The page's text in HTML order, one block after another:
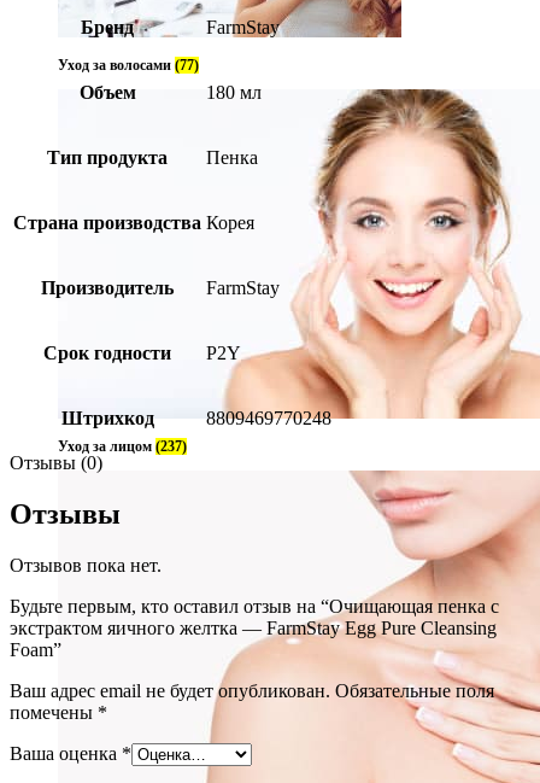
Уход за волосами (77)
Уход за лицом (237)
Бренд FarmStay
Объем 180 мл
Тип продукта Пенка
Страна производства Корея
Производитель FarmStay
Срок годности P2Y
Штрихкод 8809469770248
Отзывы (0)
Отзывы
Отзывов пока нет.
Будьте первым, кто оставил отзыв на “Очищающая пенка с
экстрактом яичного желтка — FarmStay Egg Pure Cleansing
Foam”
Ваш адрес email не будет опубликован. Обязательные поля
помечены *
Ваша оценка *